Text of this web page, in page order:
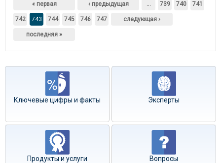
« первая ‹ предыдущая … 739 740 741
742 743 744 745 746 747 следующая ›
последняя »
Ключевые цифры и факты Эксперты
Продукты и услуги Вопросы